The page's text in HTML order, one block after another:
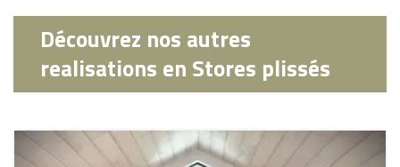
Découvrez nos autres
realisations en Stores plissés